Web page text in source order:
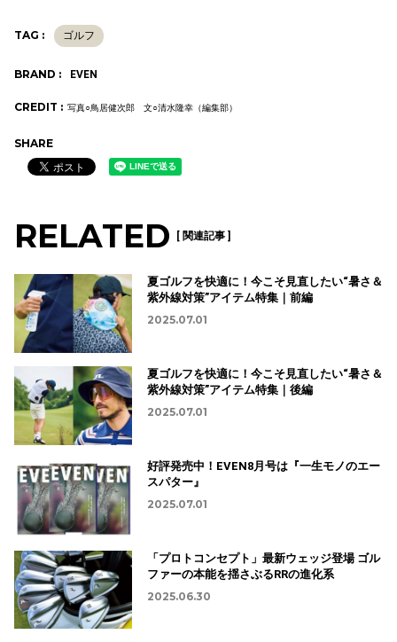
TAG : ゴルフ
BRAND : EVEN
CREDIT : 写真○鳥居健次郎 文○清水隆幸（編集部）
SHARE
RELATED [ 関連記事 ]
夏ゴルフを快適に！今こそ見直したい“暑さ＆
紫外線対策”アイテム特集｜前編
2025.07.01
夏ゴルフを快適に！今こそ見直したい“暑さ＆
紫外線対策”アイテム特集｜後編
2025.07.01
好評発売中！EVEN8月号は『一生モノのエー
スパター』
2025.07.01
「プロトコンセプト」最新ウェッジ登場 ゴル
ファーの本能を揺さぶるRRの進化系
2025.06.30